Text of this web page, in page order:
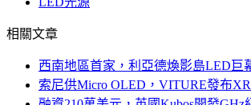
相關文章
西南地區首家，利亞德煥影島LED巨
索尼供Micro OLED，VITURE發布